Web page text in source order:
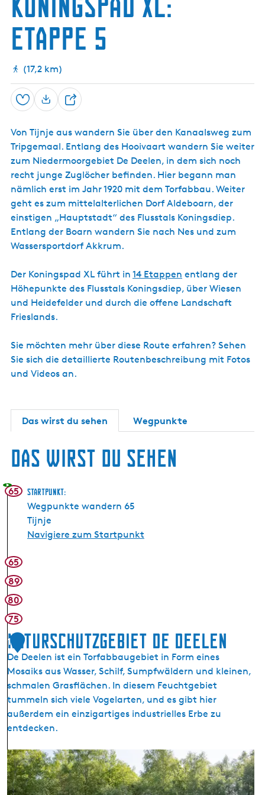
t
l
Etappe 5
(17,2 km)
Speichern T
i
l
e
n
Von Tijnje aus wandern Sie über den Kanaalsweg zum
Tripgemaal. Entlang des Hooivaart wandern Sie weiter
zum Niedermoorgebiet De Deelen, in dem sich noch
recht junge Zuglöcher befinden. Hier begann man
nämlich erst im Jahr 1920 mit dem Torfabbau. Weiter
geht es zum mittelalterlichen Dorf Aldeboarn, der
einstigen „Hauptstadt“ des Flusstals Koningsdiep.
Entlang der Boarn wandern Sie nach Nes und zum
Wassersportdorf Akkrum.
Der Koningspad XL führt in 14 Etappen entlang der
Höhepunkte des Flusstals Koningsdiep, über Wiesen
und Heidefelder und durch die offene Landschaft
Frieslands.
Sie möchten mehr über diese Route erfahren? Sehen
Sie sich die detaillierte Routenbeschreibung mit Fotos
und Videos an.
Das wirst du sehen Wegpunkte
Das wirst du sehen
65 Startpunkt:
Wegpunkte wandern 65
Tijnje
Navigiere zum Startpunkt
65
89
80
75
1
Naturschutzgebiet De Deelen
De Deelen ist ein Torfabbaugebiet in Form eines
Mosaiks aus Wasser, Schilf, Sumpfwäldern und kleinen,
schmalen Grasflächen. In diesem Feuchtgebiet
tummeln sich viele Vogelarten, und es gibt hier
außerdem ein einzigartiges industrielles Erbe zu
entdecken.
N
a
t